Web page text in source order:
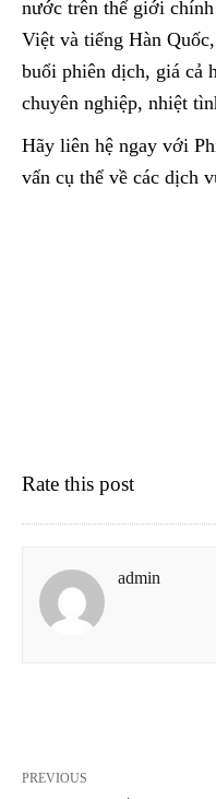
nước trên thế giới
Việt và tiếng Hàn
buổi phiên dịch, giá cả
chuyên nghiệp, nhiệt
Hãy liên hệ ngay với
vấn cụ thể về các dịch
Rate this post
admin
PREVIOUS